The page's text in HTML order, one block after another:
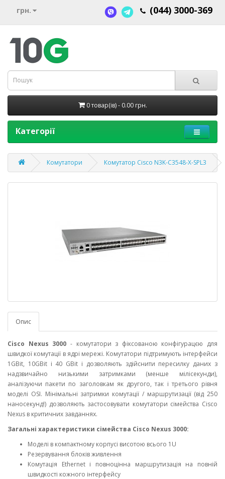
грн. (044) 3000-369
0 товар(ів) - 0.00 грн.
Категорії
Комутатори Комутатор Cisco N3K-C3548-X-SPL3
Опис
Cisco Nexus 3000 - комутатори з фіксованою конфігурацєю для
швидкої комутації в ядрі мережі. Комутатори підтримують інтерфейси
1GBit, 10GBit і 40 GBit і дозволяють здійснити пересилку даних з
надзвичайно низькими затримками (менше мілісекунди),
аналізуючи пакети по заголовкам як другого, так і третього рівня
моделі OSI. Мінімальні затримки комутації / маршрутизації (від 250
наносекунд!) дозволяють застосовувати комутатори сімейства Cisco
Nexus в критичних завданнях.
Загальні характеристики сімейства Cisco Nexus 3000:
Моделі в компактному корпусі висотою всього 1U
Резервування блоків живлення
Комутація Ethernet і повноцінна маршрутизація на повній
швидкості кожного інтерфейсу